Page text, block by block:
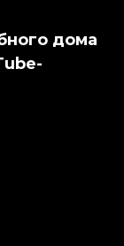
дома